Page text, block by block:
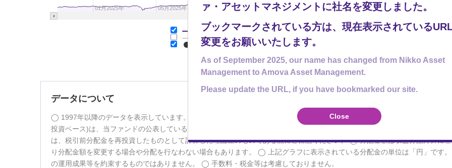
01月2025年 05月2025年 09月2025年 01月2026年 05月2026年
基準価額 (税引前分配金再投資ベース)
基準価額
分配金(税引前)
データについて
1997年以降のデータを表示しています。 基準価額および分配金は、1万口当たりで表示しています。 基準価額は、
投資ベース)は、当ファンドの公表している基準価額に、設定来もしくは1997年以降の分配金（税引前）を再投資したものを
は、税引前分配金を再投資したものとして計算した理論上のものである点にご留意ください。
分配金額は収益分配方針に
り分配金額を変更する場合や分配を行なわない場合もあります。
上記グラフに表示されている分配金の単位は「円」です。
の運用成果等を約束するものではありません。
手数料・税金等は考慮しておりません。
ァ・アセットマネジメントに社名を変更しました。
ブックマークされている方は、現在表示されている
変更をお願いいたします。
As of September 2025, our name has changed from Nikko Asset
Management to Amova Asset Management.
Please update the URL, if you have bookmarked our site.
Close